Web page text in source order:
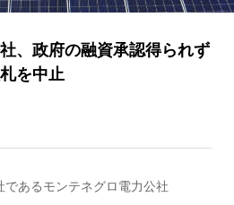
、政府の融資承認得られず
を中止
あるモンテネグロ電力公社